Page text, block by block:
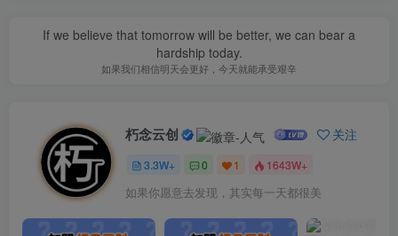
If we believe that tomorrow will be better, we can bear a
hardship today.
如果我们相信明天会更好，今天就能承受艰辛
朽念云创 关注
3.3W+ 0 1 1643W+
如果你愿意去发现，其实每一天都很美